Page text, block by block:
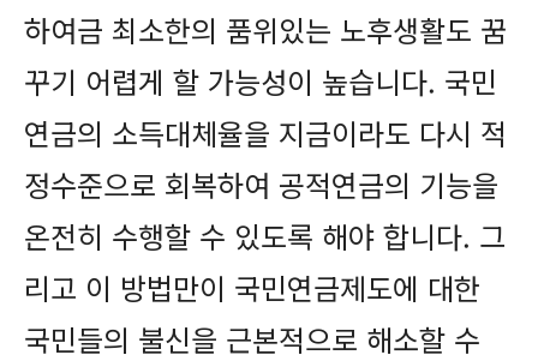
하여금 최소한의 품위있는 노후생활도 꿈
꾸기 어렵게 할 가능성이 높습니다. 국민
연금의 소득대체율을 지금이라도 다시 적
정수준으로 회복하여 공적연금의 기능을
온전히 수행할 수 있도록 해야 합니다. 그
리고 이 방법만이 국민연금제도에 대한
국민들의 불신을 근본적으로 해소할 수